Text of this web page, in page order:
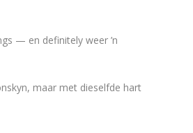
— en definitely weer ’n
maar met dieselfde hart